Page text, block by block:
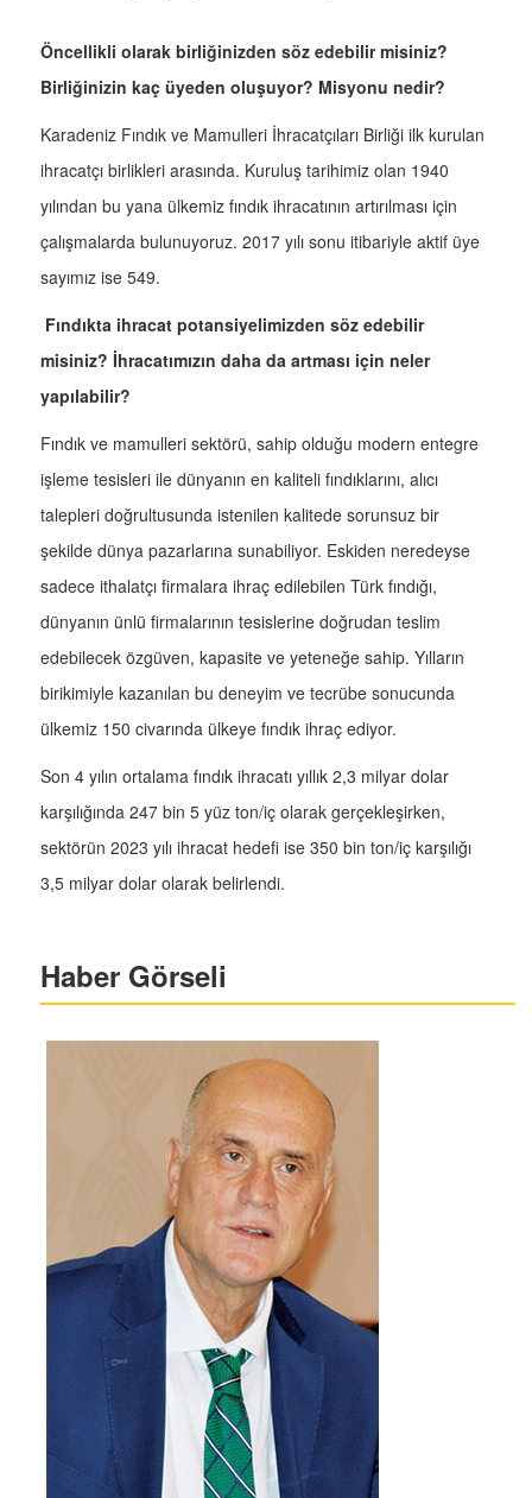
Öncellikli olarak birliğinizden söz edebilir misiniz?
Birliğinizin kaç üyeden oluşuyor? Misyonu nedir?
Karadeniz Fındık ve Mamulleri İhracatçıları Birliği ilk kurulan
ihracatçı birlikleri arasında. Kuruluş tarihimiz olan 1940
yılından bu yana ülkemiz fındık ihracatının artırılması için
çalışmalarda bulunuyoruz. 2017 yılı sonu itibariyle aktif üye
sayımız ise 549.
Fındıkta ihracat potansiyelimizden söz edebilir
misiniz? İhracatımızın daha da artması için neler
yapılabilir?
Fındık ve mamulleri sektörü, sahip olduğu modern entegre
işleme tesisleri ile dünyanın en kaliteli fındıklarını, alıcı
talepleri doğrultusunda istenilen kalitede sorunsuz bir
şekilde dünya pazarlarına sunabiliyor. Eskiden neredeyse
sadece ithalatçı firmalara ihraç edilebilen Türk fındığı,
dünyanın ünlü firmalarının tesislerine doğrudan teslim
edebilecek özgüven, kapasite ve yeteneğe sahip. Yılların
birikimiyle kazanılan bu deneyim ve tecrübe sonucunda
ülkemiz 150 civarında ülkeye fındık ihraç ediyor.
Son 4 yılın ortalama fındık ihracatı yıllık 2,3 milyar dolar
karşılığında 247 bin 5 yüz ton/iç olarak gerçekleşirken,
sektörün 2023 yılı ihracat hedefi ise 350 bin ton/iç karşılığı
3,5 milyar dolar olarak belirlendi.
Haber Görseli